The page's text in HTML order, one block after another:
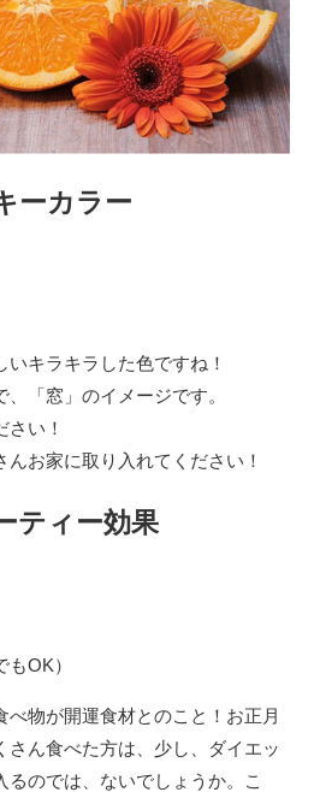
ーカラー
キラキラした色ですね！
、「窓」のイメージです。
い！
お家に取り入れてください！
ティー効果
OK）
べ物が開運食材とのこと！お正月
さん食べた方は、少し、ダイエッ
るのでは、ないでしょうか。こ